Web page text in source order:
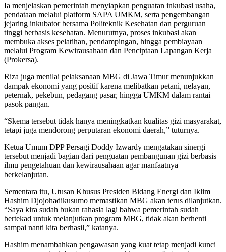
Ia menjelaskan pemerintah menyiapkan penguatan inkubasi usaha,
pendataan melalui platform SAPA UMKM, serta pengembangan
jejaring inkubator bersama Politeknik Kesehatan dan perguruan
tinggi berbasis kesehatan. Menurutnya, proses inkubasi akan
membuka akses pelatihan, pendampingan, hingga pembiayaan
melalui Program Kewirausahaan dan Penciptaan Lapangan Kerja
(Prokersa).
Riza juga menilai pelaksanaan MBG di Jawa Timur menunjukkan
dampak ekonomi yang positif karena melibatkan petani, nelayan,
peternak, pekebun, pedagang pasar, hingga UMKM dalam rantai
pasok pangan.
“Skema tersebut tidak hanya meningkatkan kualitas gizi masyarakat,
tetapi juga mendorong perputaran ekonomi daerah,” tuturnya.
Ketua Umum DPP Persagi Doddy Izwardy mengatakan sinergi
tersebut menjadi bagian dari penguatan pembangunan gizi berbasis
ilmu pengetahuan dan kewirausahaan agar manfaatnya
berkelanjutan.
Sementara itu, Utusan Khusus Presiden Bidang Energi dan Iklim
Hashim Djojohadikusumo memastikan MBG akan terus dilanjutkan.
“Saya kira sudah bukan rahasia lagi bahwa pemerintah sudah
bertekad untuk melanjutkan program MBG, tidak akan berhenti
sampai nanti kita berhasil,” katanya.
Hashim menambahkan pengawasan yang kuat tetap menjadi kunci